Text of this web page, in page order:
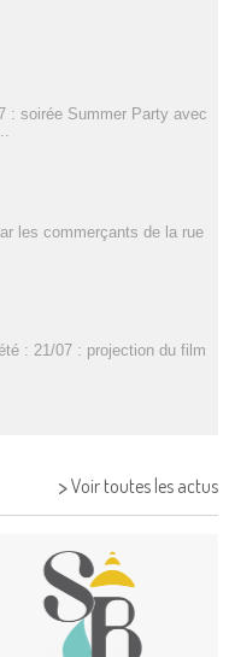
: soirée Summer Party avec
les commerçants de la rue
: 21/07 : projection du film
>Voir toutes les actus